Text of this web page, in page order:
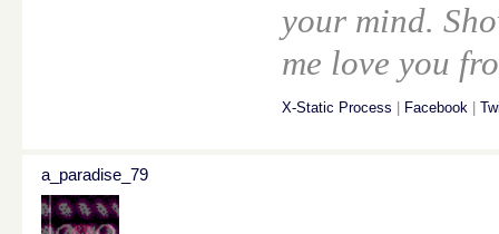
your mind.
me love you
X-Static Process Facebook
a_paradise_79